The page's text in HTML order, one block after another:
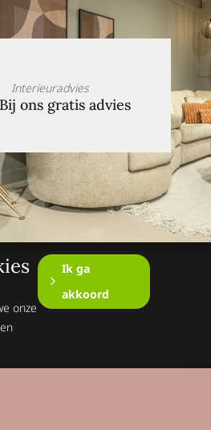
Interieuradvies
Bij ons gratis advies
onze
Ik ga
akkoord